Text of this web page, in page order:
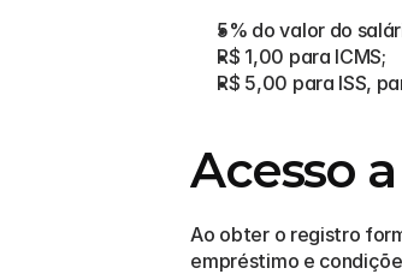
5% do valor do
R$ 1,00 para ICMS;
R$ 5,00 para ISS,
Acesso
Ao obter o registro
empréstimo e